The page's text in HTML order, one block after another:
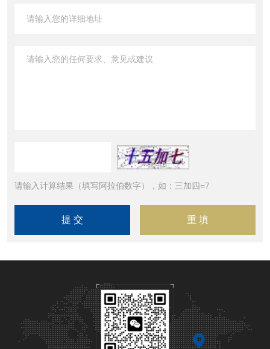
请输入计算结果（填写阿拉伯数字），如：三加四=7